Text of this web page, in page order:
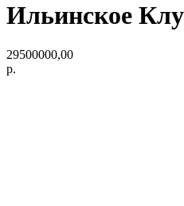
Ильинское
29500000,00
р.